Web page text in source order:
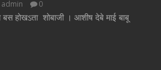
admin 0
होखऽता शोबाजी । आशीष देबे माई बाबू